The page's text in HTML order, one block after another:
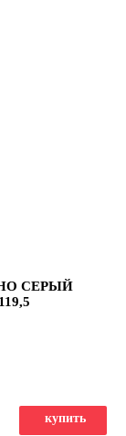
СЕРЫЙ
купить